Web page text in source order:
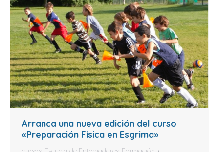
Arranca una nueva edición del curso
«Preparación Física en Esgrima»